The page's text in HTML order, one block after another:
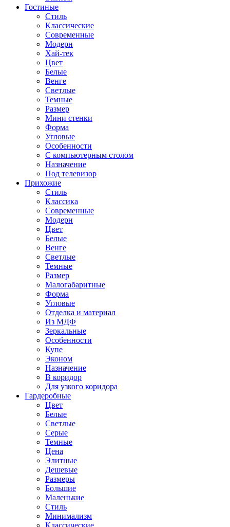
Гостиные
Стиль
Классические
Современные
Модерн
Хай-тек
Цвет
Белые
Венге
Светлые
Темные
Размер
Мини стенки
Форма
Угловые
Особенности
С компьютерным столом
Назначение
Под телевизор
Прихожие
Стиль
Классика
Современные
Модерн
Цвет
Белые
Венге
Светлые
Темные
Размер
Малогабаритные
Форма
Угловые
Отделка и материал
Из МДФ
Зеркальные
Особенности
Купе
Эконом
Назначение
В коридор
Для узкого коридора
Гардеробные
Цвет
Белые
Светлые
Серые
Темные
Цена
Элитные
Дешевые
Размеры
Большие
Маленькие
Стиль
Минимализм
Классические